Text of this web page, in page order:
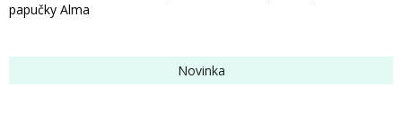
papučky Alma
Novinka